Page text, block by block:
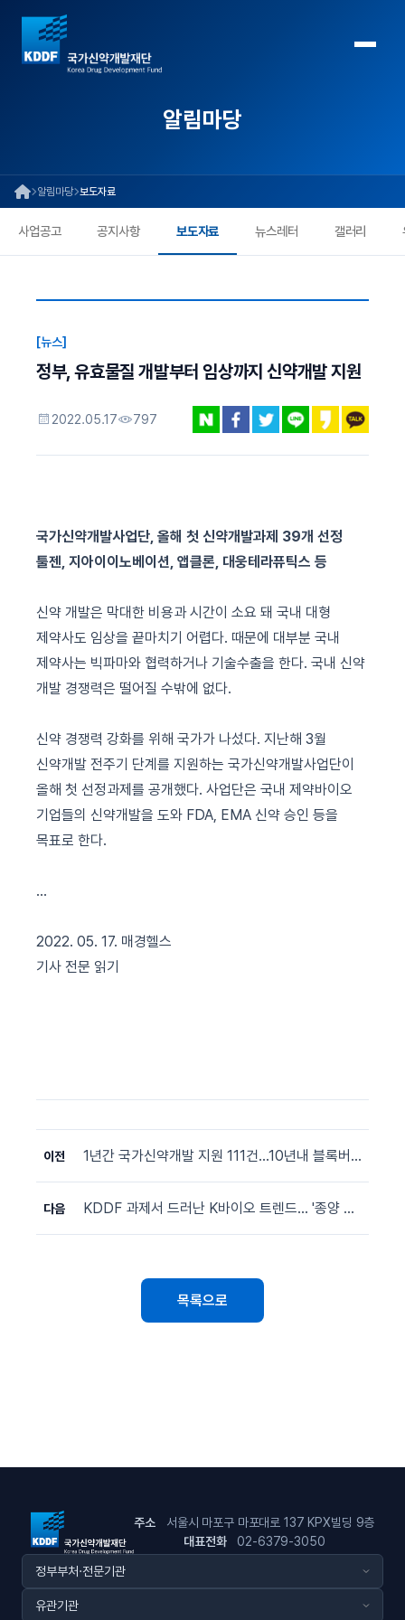
알림마당
알림마당 보도자료
사업공고 공지사항 보도자료 뉴스레터 갤러리
[뉴스]
정부, 유효물질 개발부터 임상까지 신약개발 지원
2022.05.17 797
국가신약개발사업단, 올해 첫 신약개발과제 39개 선정
툴젠, 지아이이노베이션, 앱클론, 대웅테라퓨틱스 등
신약 개발은 막대한 비용과 시간이 소요 돼 국내 대형
제약사도 임상을 끝마치기 어렵다. 때문에 대부분 국내
제약사는 빅파마와 협력하거나 기술수출을 한다. 국내 신약
개발 경쟁력은 떨어질 수밖에 없다.
신약 경쟁력 강화를 위해 국가가 나섰다. 지난해 3월
신약개발 전주기 단계를 지원하는 국가신약개발사업단이
올해 첫 선정과제를 공개했다. 사업단은 국내 제약바이오
기업들의 신약개발을 도와 FDA, EMA 신약 승인 등을
목표로 한다.
...
2022. 05. 17. 매경헬스
기사 전문 읽기
이전 1년간 국가신약개발 지원 111건…10년내 블록버스터 개발
다음 KDDF 과제서 드러난 K바이오 트렌드... '종양 타깃이 절반'
목록으로
주소
서울시 마포구 마포대로 137 KPX빌딩 9층
대표전화
02-6379-3050